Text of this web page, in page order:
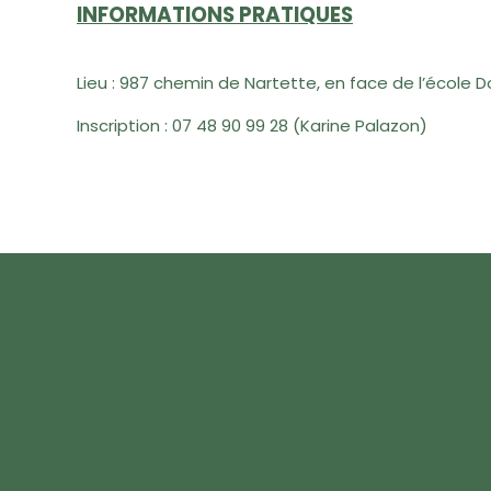
INFORMATIONS PRATIQUES
Lieu : 987 chemin de Nartette, en face de l’école
Inscription : 07 48 90 99 28 (Karine Palazon)